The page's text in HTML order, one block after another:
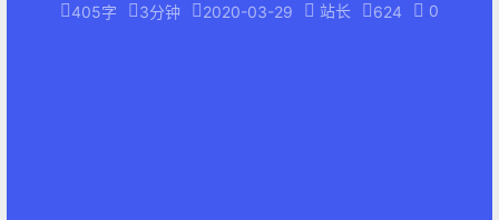
405字 3分钟 2020-03-29 站长 624 0